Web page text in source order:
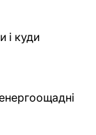
і куди